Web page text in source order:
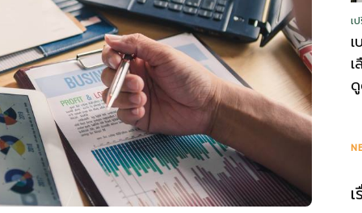
วา
ไร
เ